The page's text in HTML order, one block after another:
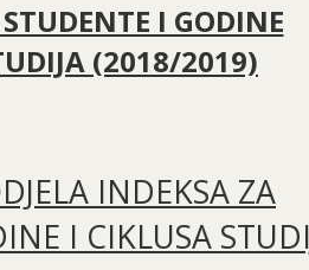
I GODINE
(2018/2019)
INDEKSA ZA
I CIKLUSA